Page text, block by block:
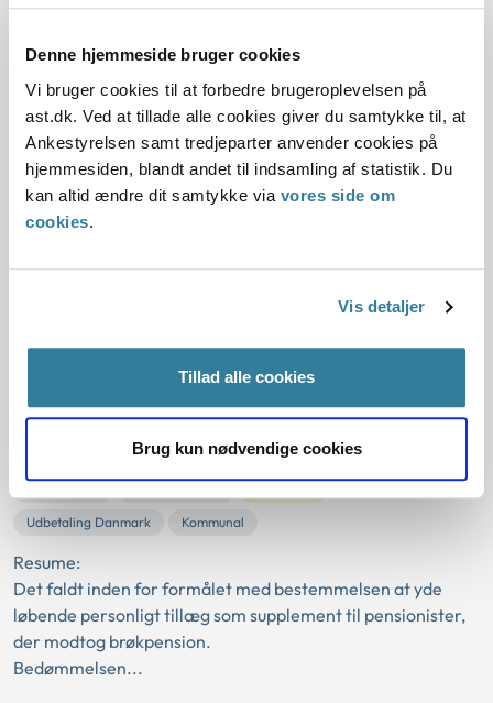
Denne hjemmeside bruger cookies
Vi bruger cookies til at forbedre brugeroplevelsen på
ast.dk. Ved at tillade alle cookies giver du samtykke til, at
Ankestyrelsen samt tredjeparter anvender cookies på
hjemmesiden, blandt andet til indsamling af statistik. Du
kan altid ændre dit samtykke via vores side om
cookies.
Vis detaljer
Tillad alle cookies
Brug kun nødvendige cookies
Ankestyrelsens principafgørelse U-
27-01
01-01-2001
Revalidering
Fleksjob
Løbende ydelse
Barselorlov Historisk Arbejdsskade
Resume:
Der var ikke grundlag for at standse udbetalingen af
Ankestyrelsens principafgørelse P-
01-01-1997
Gammelførtidspensionloven Pension
Personligt tillæg
Udbetaling Danmark
Kommunal
Resume:
Det faldt inden for formålet med bestemmelsen at yde
løbende personligt tillæg som supplement til pensionister,
der modtog brøkpension.
Bedømmelsen...